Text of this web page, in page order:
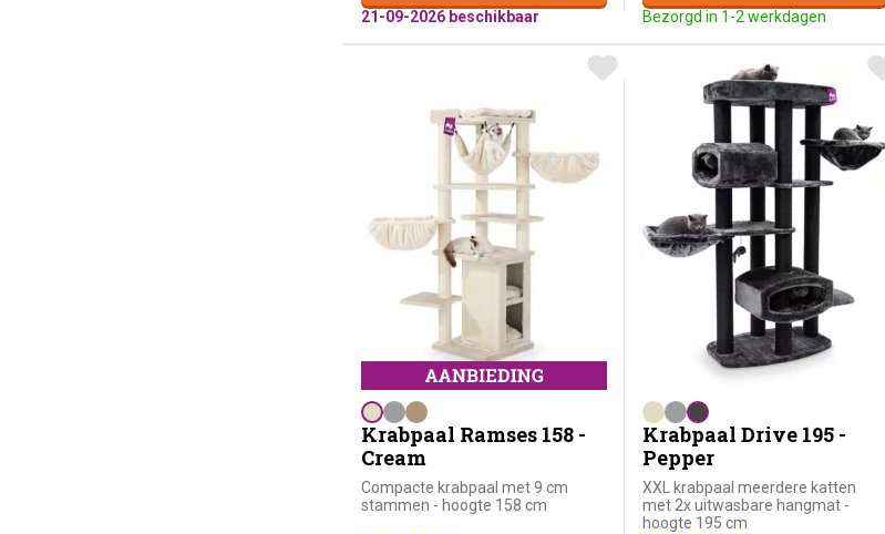
21-09-2026 beschikbaar Bezorgd in 1-2 werkdagen
Krabpaal Ramses 158 -
Cream
Compacte krabpaal met 9 cm
stammen - hoogte 158 cm
Krabpaal Drive 195 -
Pepper
XXL krabpaal meerdere katten
met 2x uitwasbare hangmat -
hoogte 195 cm